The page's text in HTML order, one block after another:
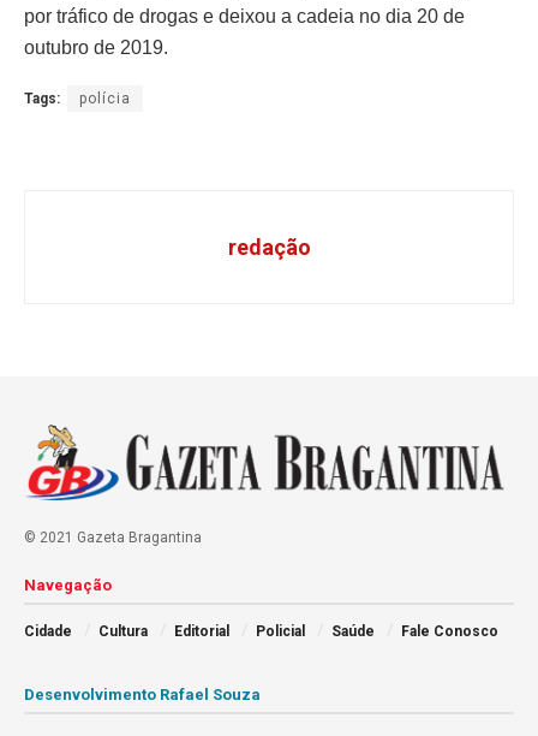
por tráfico de drogas e deixou a cadeia no dia 20 de
outubro de 2019.
Tags: polícia
redação
© 2021 Gazeta Bragantina
Navegação
Cidade Cultura Editorial Policial Saúde Fale Conosco
Desenvolvimento Rafael Souza